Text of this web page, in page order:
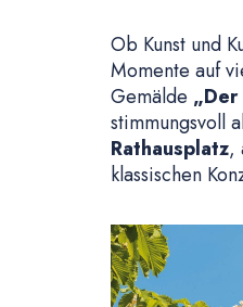
Ob Kunst und
Momente auf
Gemälde „Der
stimmungsvoll
Rathausplatz,
klassischen